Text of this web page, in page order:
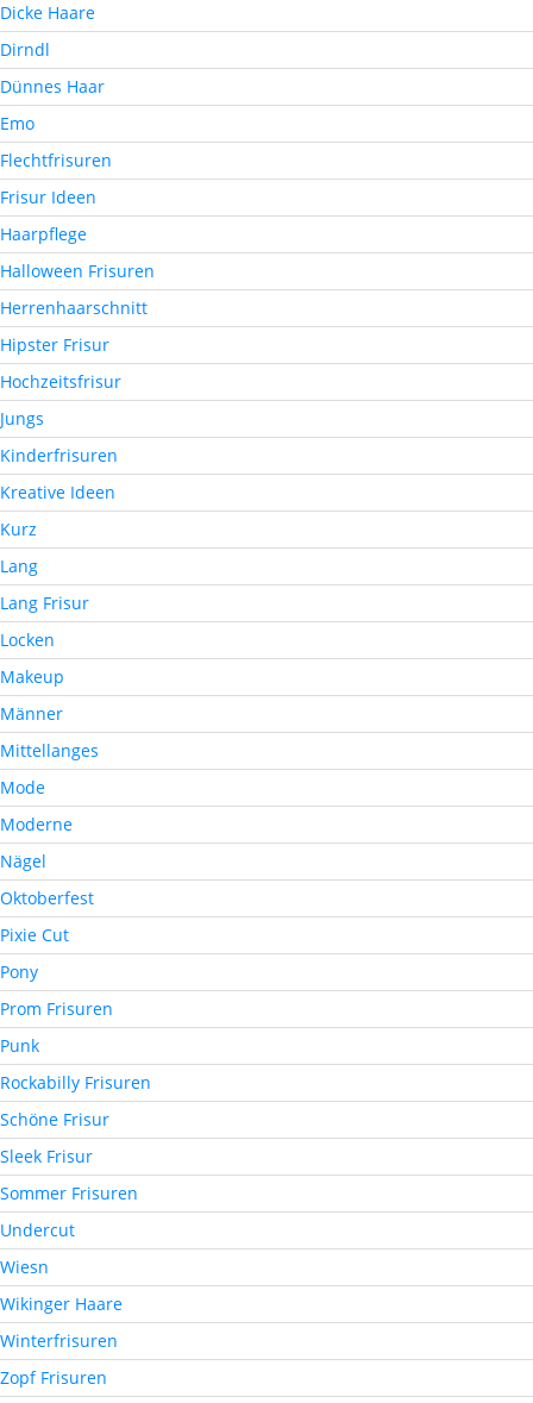
Dicke Haare
Dirndl
Dünnes Haar
Emo
Flechtfrisuren
Frisur Ideen
Haarpflege
Halloween Frisuren
Herrenhaarschnitt
Hipster Frisur
Hochzeitsfrisur
Jungs
Kinderfrisuren
Kreative Ideen
Kurz
Lang
Lang Frisur
Locken
Makeup
Männer
Mittellanges
Mode
Moderne
Nägel
Oktoberfest
Pixie Cut
Pony
Prom Frisuren
Punk
Rockabilly Frisuren
Schöne Frisur
Sleek Frisur
Sommer Frisuren
Undercut
Wiesn
Wikinger Haare
Winterfrisuren
Zopf Frisuren